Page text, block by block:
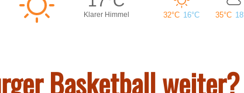
Basketball weiter?